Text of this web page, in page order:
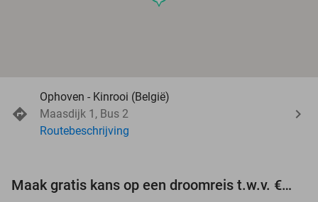
Ophoven - Kinrooi (België)
Maasdijk 1, Bus 2
Routebeschrijving
Maak gratis kans op een droomreis t.w.v. €3.000!